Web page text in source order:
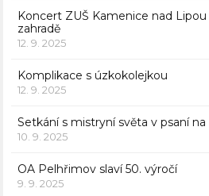
Koncert ZUŠ Kamenice nad
zahradě
12. 9. 2025
Komplikace s úzkokolejkou
12. 9. 2025
Setkání s mistryní světa v psaní na
10. 9. 2025
OA Pelhřimov slaví 50. výročí
9. 9. 2025